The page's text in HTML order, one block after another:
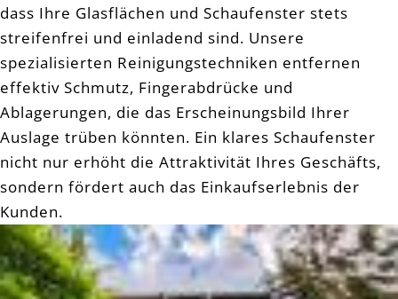
dass Ihre Glasflächen und Schaufenster stets
streifenfrei und einladend sind. Unsere
spezialisierten Reinigungstechniken entfernen
effektiv Schmutz, Fingerabdrücke und
Ablagerungen, die das Erscheinungsbild Ihrer
Auslage trüben könnten. Ein klares Schaufenster
nicht nur erhöht die Attraktivität Ihres Geschäfts,
sondern fördert auch das Einkaufserlebnis der
Kunden.